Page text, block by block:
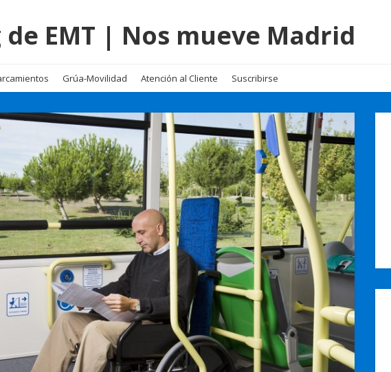
de EMT | Nos mueve Madrid
Grúa-Movilidad Atención al Cliente Suscribirse